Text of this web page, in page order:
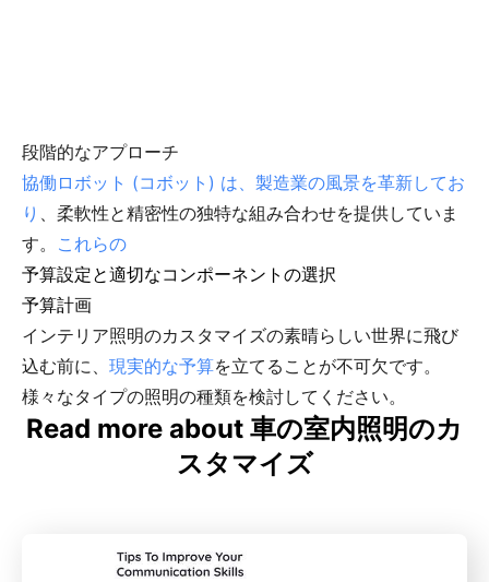
段階的なアプローチ
協働ロボット (コボット) は、製造業の風景を革新してお
り 、柔軟性と精密性の独特な組み合わせを提供していま
す。 これらの
予算設定と適切なコンポーネントの選択
予算計画
インテリア照明のカスタマイズの素晴らしい世界に飛び
込む前に、 現実的な予算を立てることが不可欠です。
様々なタイプの照明の種類を検討してください。
Read more about 車の室内照明のカ
スタマイズ